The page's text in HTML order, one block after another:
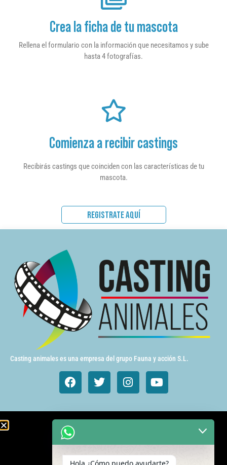
Crea la ficha de tu mascota
Rellena el formulario con la información que necesitamos y sube
hasta 4 fotografías.
Comienza a recibir castings
Recibirás castings que coinciden con las características de tu
mascota.
REGISTRATE AQUÍ
Casting animales es una empresa del grupo Fauna y acción S.L.
Animales de cine y TV